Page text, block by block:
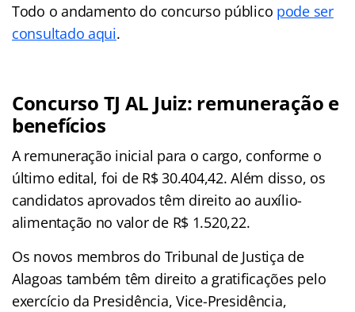
Todo o andamento do concurso público pode ser
consultado aqui.
Concurso TJ AL Juiz: remuneração e
benefícios
A remuneração inicial para o cargo, conforme o
último edital, foi de R$ 30.404,42. Além disso, os
candidatos aprovados têm direito ao auxílio-
alimentação no valor de R$ 1.520,22.
Os novos membros do Tribunal de Justiça de
Alagoas também têm direito a gratificações pelo
exercício da Presidência, Vice-Presidência,